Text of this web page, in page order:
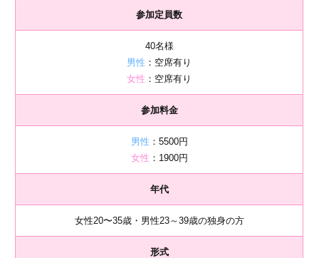
参加定員数
40名様
男性 ：空席有り
女性 ：空席有り
参加料金
男性 ：5500円
女性 ：1900円
年代
女性20〜35歳・男性23～39歳の独身の方
形式